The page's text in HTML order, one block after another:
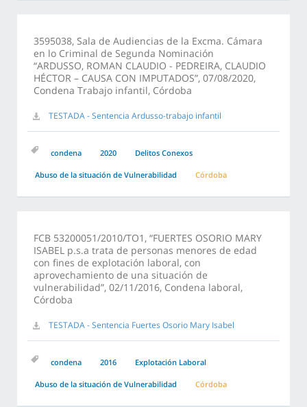
3595038, Sala de Audiencias de la Excma. Cámara
en lo Criminal de Segunda Nominación
“ARDUSSO, ROMAN CLAUDIO - PEDREIRA, CLAUDIO
HÉCTOR – CAUSA CON IMPUTADOS”, 07/08/2020,
Condena Trabajo infantil, Córdoba
TESTADA - Sentencia Ardusso-trabajo infantil
condena 2020 Delitos Conexos
Abuso de la situación de Vulnerabilidad Córdoba
FCB 53200051/2010/TO1, “FUERTES OSORIO MARY
ISABEL p.s.a trata de personas menores de edad
con fines de explotación laboral, con
aprovechamiento de una situación de
vulnerabilidad”, 02/11/2016, Condena laboral,
Córdoba
TESTADA - Sentencia Fuertes Osorio Mary Isabel
condena 2016 Explotación Laboral
Abuso de la situación de Vulnerabilidad Córdoba